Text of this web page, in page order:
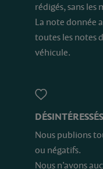
rédigés, sans
La note donnée
toutes les notes
véhicule.
DÉSINTÉRESSÉS
Nous publions
ou négatifs.
Nous n’avons